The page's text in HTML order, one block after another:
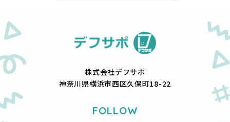
株式会社デフサポ
神奈川県横浜市西区久保町18-22
FOLLOW